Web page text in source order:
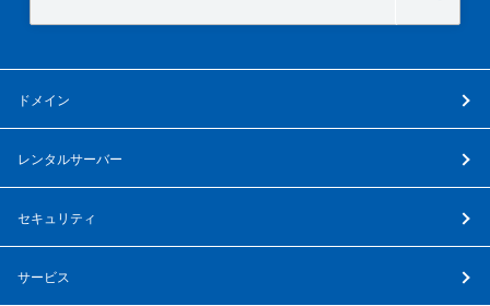
ドメイン
レンタルサーバー
セキュリティ
サービス